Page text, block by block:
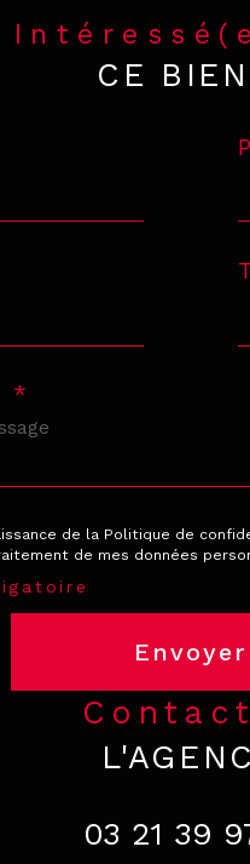
CE
*
de la Politique de
de mes données
Envoyer
03 21 39